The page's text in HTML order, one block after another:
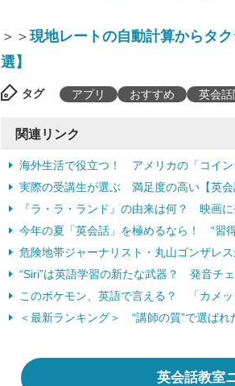
＞＞ 現地レートの自動計算からタ
選】
タグ アプリ おすすめ 英会
関連リンク
海外生活で役立つ！ アメリカの「コイ
実際の受講生が選ぶ 満足度の高い【英会
『ラ・ラ・ランド』の由来は何？ 映画
今年の夏「英会話」を極めるなら！ “習
危険地帯ジャーナリスト・丸山ゴンザレ
“Siri”は英語学習の新たな武器？ 発音チ
このポケモン、英語で言える？ 「カメ
＜最新ランキング＞ “講師の質”で選ばれ
英会話教室